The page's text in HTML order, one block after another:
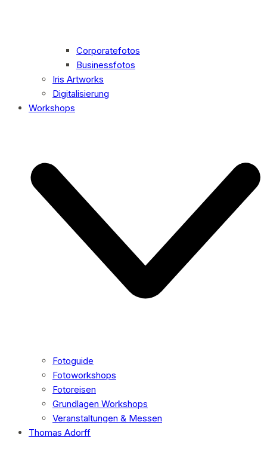
Corporatefotos
Businessfotos
Iris Artworks
Digitalisierung
Workshops
Fotoguide
Fotoworkshops
Fotoreisen
Grundlagen Workshops
Veranstaltungen & Messen
Thomas Adorff